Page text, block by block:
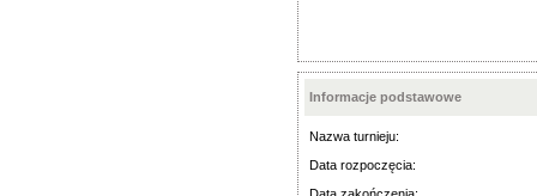
Informacje podstawowe
Nazwa turnieju:
Data rozpoczęcia: